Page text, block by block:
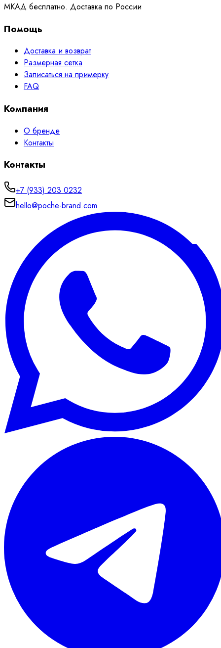
МКАД бесплатно. Доставка по России
Помощь
Доставка и возврат
Размерная сетка
Записаться на примерку
FAQ
Компания
О бренде
Контакты
Контакты
+7 (933) 203 0232
hello@poche-brand.com